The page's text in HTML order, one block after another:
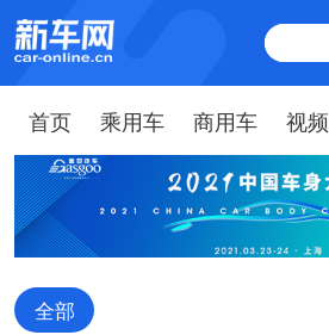
首页 乘用车 商用车 视频
全部